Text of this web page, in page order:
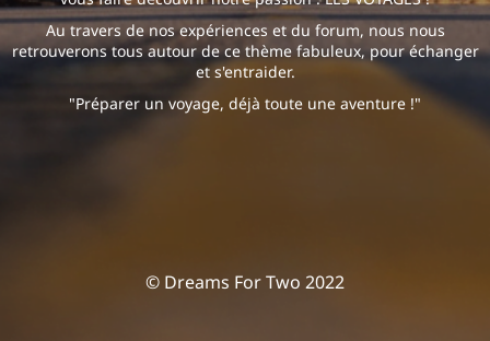
Au travers de nos expériences et du forum, nous nous
retrouverons tous autour de ce thème fabuleux, pour échanger
et s'entraider.
"Préparer un voyage, déjà toute une aventure !"
© Dreams For Two 2022